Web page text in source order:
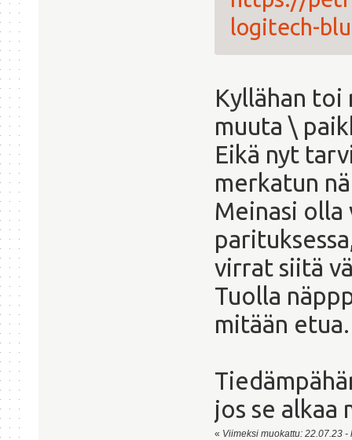
logitech-
Kyllähan
muuta \
Eikä nyt
merkatun
Meinasi olla
virrat siitä
Tuolla
mitään
jos se alkaa
« Viimeksi muokattu: 22.07.23